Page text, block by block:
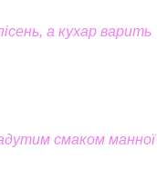
а кухар варить
смаком манної